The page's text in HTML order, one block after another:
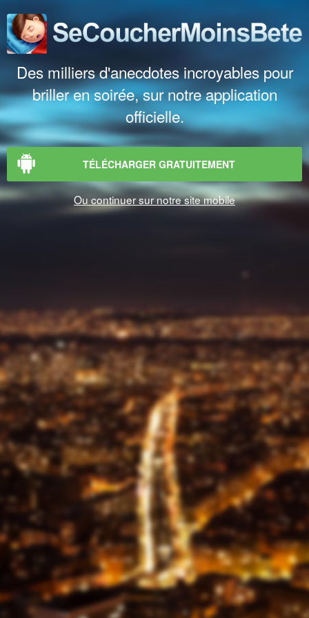
Des milliers d'anecdotes incroyables pour
briller en soirée, sur notre application
officielle.
TÉLÉCHARGER GRATUITEMENT
Ou continuer sur notre site mobile